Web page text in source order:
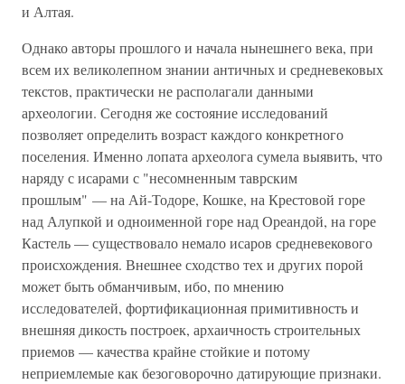
и Алтая.
Однако авторы прошлого и начала нынешнего века, при
всем их великолепном знании античных и средневековых
текстов, практически не располагали данными
археологии. Сегодня же состояние исследований
позволяет определить возраст каждого конкретного
поселения. Именно лопата археолога сумела выявить, что
наряду с исарами с "несомненным таврским
прошлым" — на Ай-Тодоре, Кошке, на Крестовой горе
над Алупкой и одноименной горе над Ореандой, на горе
Кастель — существовало немало исаров средневекового
происхождения. Внешнее сходство тех и других порой
может быть обманчивым, ибо, по мнению
исследователей, фортификационная примитивность и
внешняя дикость построек, архаичность строительных
приемов — качества крайне стойкие и потому
неприемлемые как безоговорочно датирующие признаки.